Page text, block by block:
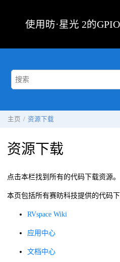
使用 昉·星光 2的
主页 资源下载
资源下载
点击本栏找到所有的代码下载资源。
本页包括所有赛昉科技提供的代码下
RVspace Wiki
应用中心
文档中心